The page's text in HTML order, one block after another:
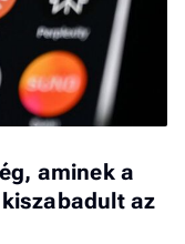
aminek a
az